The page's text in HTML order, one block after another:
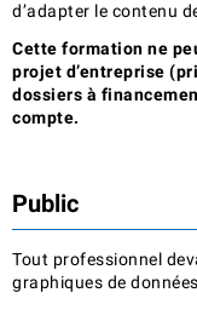
d’adapter le contenu
Cette formation ne
projet d’entreprise
dossiers à
compte.
Public
Tout professionnel
graphiques de données